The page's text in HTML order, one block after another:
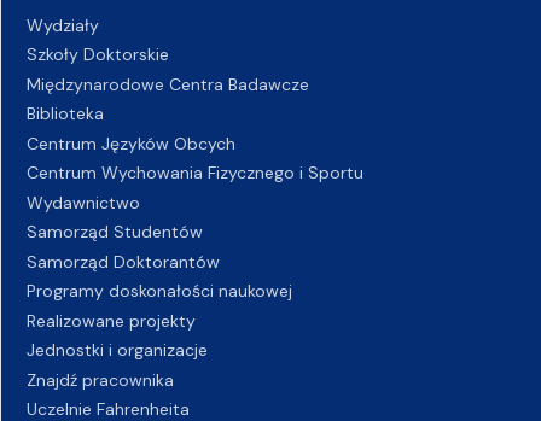
Wydziały
Szkoły Doktorskie
Międzynarodowe Centra Badawcze
Biblioteka
Centrum Języków Obcych
Centrum Wychowania Fizycznego i Sportu
Wydawnictwo
Samorząd Studentów
Samorząd Doktorantów
Programy doskonałości naukowej
Realizowane projekty
Jednostki i organizacje
Znajdź pracownika
Uczelnie Fahrenheita